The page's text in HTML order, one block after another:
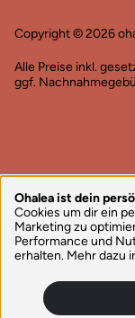
Copyright © 2026
Alle Preise inkl.
ggf.
Ohalea ist dein
Cookies um dir ein
Marketing zu
Performance und
erhalten. Mehr dazu